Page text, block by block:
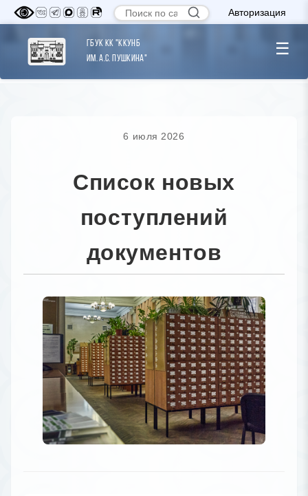
Авторизация
ГБУК КК "ККУНБ
им. А.С. Пушкина"
☰
6 июля 2026
Список новых
поступлений
документов